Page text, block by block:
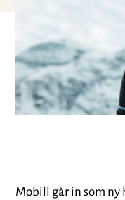
Mobill går in som